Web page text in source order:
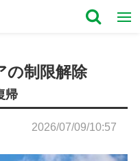
の制限解除
帰
2026/07/09/10:57